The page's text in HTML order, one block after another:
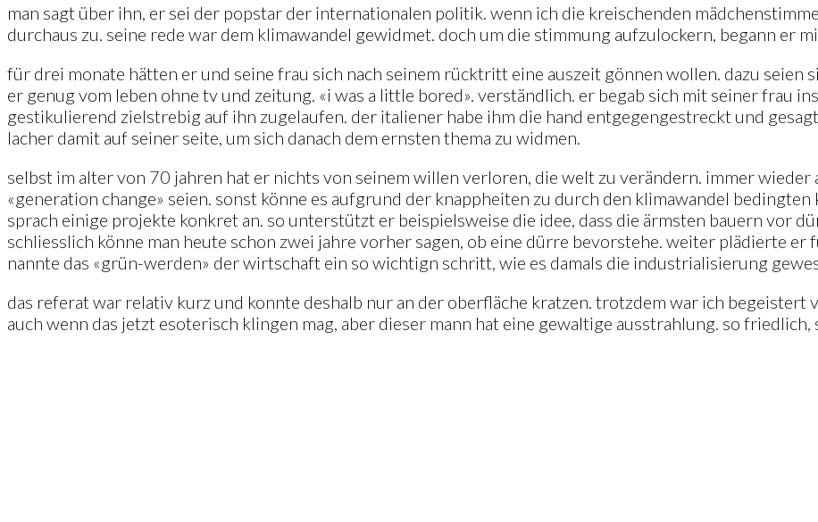
man sagt über ihn, er sei der popstar der internationalen politik. wenn ich die kreischenden
durchaus zu. seine rede war dem klimawandel gewidmet. doch um die stimmung aufzulockern, begann er
für drei monate hätten er und seine frau sich nach seinem rücktritt eine auszeit gönnen wollen. dazu seien
er genug vom leben ohne tv und zeitung. «i was a little bored». verständlich. er begab sich mit seiner frau
gestikulierend zielstrebig auf ihn zugelaufen. der italiener habe ihm die hand entgegengestreckt und
lacher damit auf seiner seite, um sich danach dem ernsten thema zu widmen.
selbst im alter von 70 jahren hat er nichts von seinem willen verloren, die welt zu verändern. immer wieder
«generation change» seien. sonst könne es aufgrund der knappheiten zu durch den klimawandel
sprach einige projekte konkret an. so unterstützt er beispielsweise die idee, dass die ärmsten bauern vor
schliesslich könne man heute schon zwei jahre vorher sagen, ob eine dürre bevorstehe. weiter plädierte
nannte das «grün-werden» der wirtschaft ein so wichtign schritt, wie es damals die industrialisierung
das referat war relativ kurz und konnte deshalb nur an der oberfläche kratzen. trotzdem war ich begeistert
auch wenn das jetzt esoterisch klingen mag, aber dieser mann hat eine gewaltige ausstrahlung. so